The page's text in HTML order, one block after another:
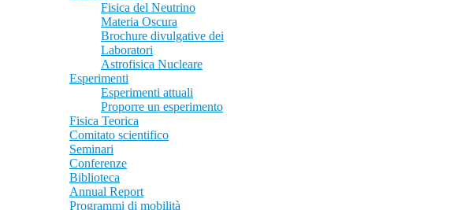
Fisica del Neutrino
Materia Oscura
Brochure divulgative dei
Laboratori
Astrofisica Nucleare
Esperimenti
Esperimenti attuali
Proporre un esperimento
Fisica Teorica
Comitato scientifico
Seminari
Conferenze
Biblioteca
Annual Report
Programmi di mobilità